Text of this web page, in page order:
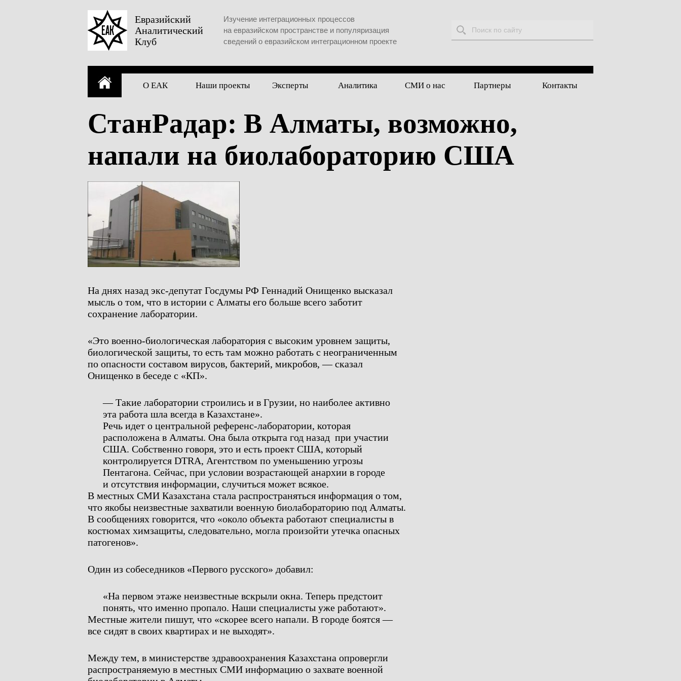
Евразийский
Аналитический
Клуб
Изучение интеграционных процессов
на евразийском пространстве и популяризация
сведений о евразийском интеграционном проекте
О ЕАК Наши проекты Эксперты Аналитика СМИ о нас Партнеры Контакты
СтанРадар: В Алматы, возможно,
напали на биолабораторию США
На днях назад экс-депутат Госдумы РФ Геннадий Онищенко высказал
мысль о том, что в истории с Алматы его больше всего заботит
сохранение лаборатории.
«Это военно-биологическая лаборатория с высоким уровнем защиты,
биологической защиты, то есть там можно работать с неограниченным
по опасности составом вирусов, бактерий, микробов, — сказал
Онищенко в беседе с «КП».
— Такие лаборатории строились и в Грузии, но наиболее активно
эта работа шла всегда в Казахстане».
Речь идет о центральной референс-лаборатории, которая
расположена в Алматы. Она была открыта год назад при участии
США. Собственно говоря, это и есть проект США, который
контролируется DTRA, Агентством по уменьшению угрозы
Пентагона. Сейчас, при условии возрастающей анархии в городе
и отсутствия информации, случиться может всякое.
В местных СМИ Казахстана стала распространяться информация о том,
что якобы неизвестные захватили военную биолабораторию под Алматы.
В сообщениях говорится, что «около объекта работают специалисты в
костюмах химзащиты, следовательно, могла произойти утечка опасных
патогенов».
Один из собеседников «Первого русского» добавил:
«На первом этаже неизвестные вскрыли окна. Теперь предстоит
понять, что именно пропало. Наши специалисты уже работают».
Местные жители пишут, что «скорее всего напали. В городе боятся —
все сидят в своих квартирах и не выходят».
Между тем, в министерстве здравоохранения Казахстана опровергли
распространяемую в местных СМИ информацию о захвате военной